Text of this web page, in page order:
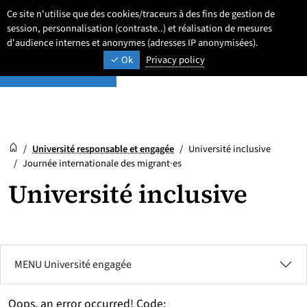
Ce site n'utilise que des cookies/traceurs à des fins de gestion de
session, personnalisation (contraste..) et réalisation de mesures
d'audience internes et anonymes (adresses IP anonymisées).
Ok
Privacy policy
Aller
au
contenu
Aller
au
menu
Aller
au
pied
page
Newsroom
ACTUALITÉS ET AGENDA Paramétrage
Newsroom
Accueil
/ Université responsable et engagée / Université inclusive
/ Journée internationale des migrant·es
Université inclusive
MENU Université engagée